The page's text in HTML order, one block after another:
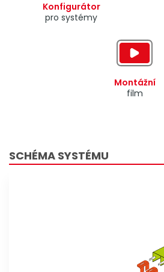
Konfigurátor
pro systémy
Montážní
film
SCHÉMA SYSTÉMU